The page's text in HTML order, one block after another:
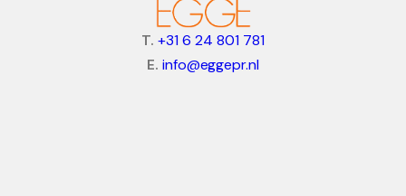
T. +31 6 24 801 781
E. info@eggepr.nl